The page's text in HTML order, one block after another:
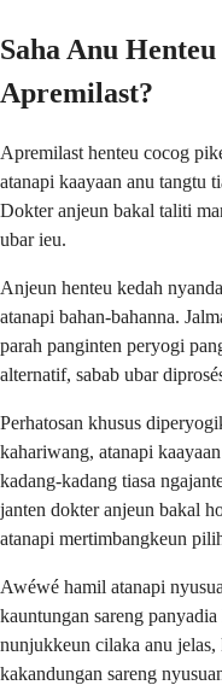
Saha Anu
Apremilast?
Apremilast henteu cocog
atanapi kaayaan anu tangtu
Dokter anjeun bakal taliti
ubar ieu.
Anjeun henteu kedah
atanapi bahan-bahanna.
parah panginten peryogi
alternatif, sabab ubar
Perhatosan khusus
kahariwang, atanapi
kadang-kadang tiasa
janten dokter anjeun bakal
atanapi mertimbangkeun
Awéwé hamil atanapi
kauntungan sareng
nunjukkeun cilaka anu jelas,
kakandungan sareng